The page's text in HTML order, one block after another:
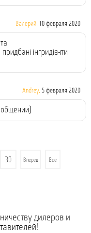
Валерий, 10 февраля 2020
інгридієнти
Andrey, 5 февраля 2020
общении)
30 Вперед Все
дилеров и